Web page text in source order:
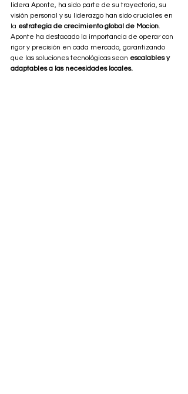
lidera Aponte, ha sido parte de su trayectoria, su
visión personal y su liderazgo han sido cruciales en
la estrategia de crecimiento global de Mocion.
Aponte ha destacado la importancia de operar con
rigor y precisión en cada mercado, garantizando
que las soluciones tecnológicas sean escalables y
adaptables a las necesidades locales.